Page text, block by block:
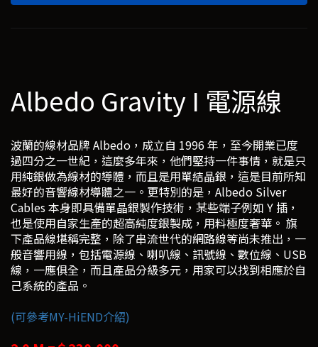
Albedo Gravity I 電源線
波蘭的線材品牌 Albedo，成立自 1996 年，至今開業已度
過四分之一世紀，這麼多年來，他們堅持一件事情，就是只
用純銀做為線材的導體，而且是用單結晶銀，這是目前所知
最好的音響線材導體之一。更特別的是，Albedo Silver
Cables 本身即具備單晶銀製作技術，某些端子例如 Y 插，
也是使用自家生產的超高純度銀製成，用料極度奢華。 旗
下產品線堪稱完整，除了串流世代的網路線等尚未推出，一
般音響用線，包括電源線、喇叭線、訊號線、數位線、USB
線，一應俱全，而且產品分級多元，用家可以找到相應於自
己系統的產品。
(可參考MY-HiEND介紹)